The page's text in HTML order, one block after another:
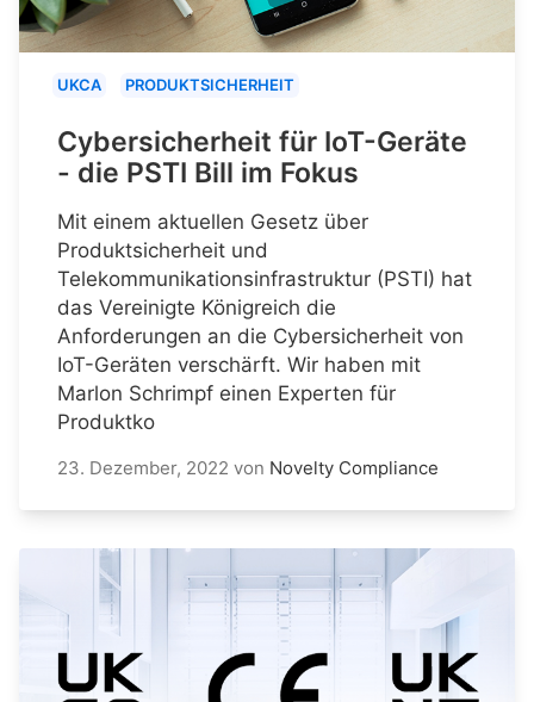
UKCA PRODUKTSICHERHEIT
Cybersicherheit für IoT-Geräte
- die PSTI Bill im Fokus
Mit einem aktuellen Gesetz über
Produktsicherheit und
Telekommunikationsinfrastruktur (PSTI) hat
das Vereinigte Königreich die
Anforderungen an die Cybersicherheit von
IoT-Geräten verschärft. Wir haben mit
Marlon Schrimpf einen Experten für
Produktko
23. Dezember, 2022 von Novelty Compliance